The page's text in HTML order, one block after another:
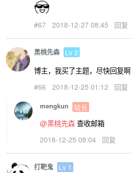
#67 2018-12-27 08:45 回复
黑桃先森 Lv 2
博主，我买了主题，尽快回复啊
#66 2018-12-25 01:12 回复
mengkun 站长
@黑桃先森 查收邮箱
2018-12-25 08:04 回复
打靶鬼 Lv 1